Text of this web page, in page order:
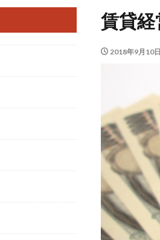
賃貸
2018年9月10日